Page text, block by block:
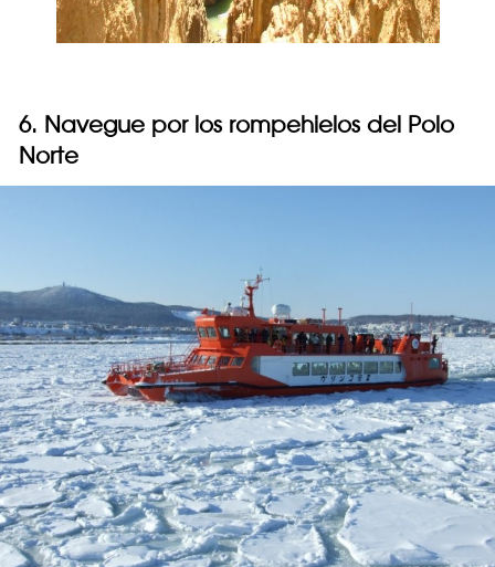
6. Navegue por los rompehielos del Polo
Norte